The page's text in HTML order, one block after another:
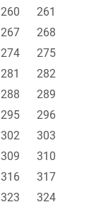
260
261
267
268
274
275
281
282
288
289
295
296
302
303
309
310
316
317
323
324